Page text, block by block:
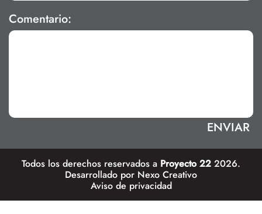
Comentario:
Todos los derechos reservados a Proyecto 22 2026.
Desarrollado por Nexo Creativo
Aviso de privacidad